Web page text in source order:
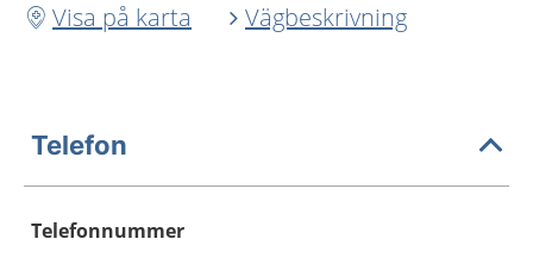
Visa på karta
Vägbeskrivning
Telefon
Telefonnummer